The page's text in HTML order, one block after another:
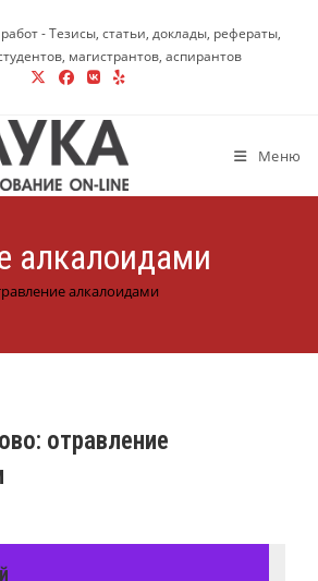
- Тезисы, статьи, доклады, рефераты,
магистрантов, аспирантов
Меню
алкалоидами
алкалоидами
отравление